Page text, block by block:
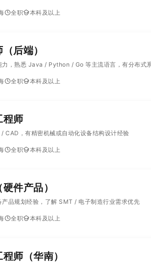
全职 本科及以上
后端）
力，熟悉 Java / Python / Go 等主流语言，有分布式
全职 本科及以上
程师
CAD，有精密机械或自动化设备结构设计经验
全职 本科及以上
件产品）
产品规划经验，了解 SMT / 电子制造行业需求优先
全职 本科及以上
师（华南）